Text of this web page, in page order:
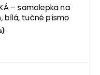
– samolepka na
bílá, tučné písmo